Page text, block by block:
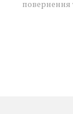
повернення